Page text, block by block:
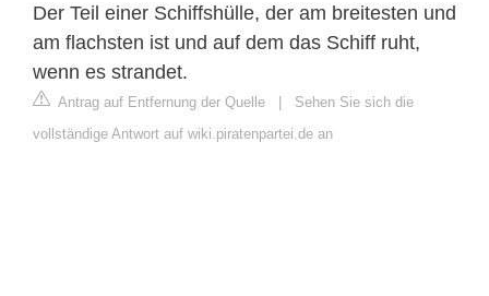
Der Teil einer Schiffshülle, der am breitesten und
am flachsten ist und auf dem das Schiff ruht,
wenn es strandet.
Antrag auf Entfernung der Quelle | Sehen Sie sich die
vollständige Antwort auf wiki.piratenpartei.de an